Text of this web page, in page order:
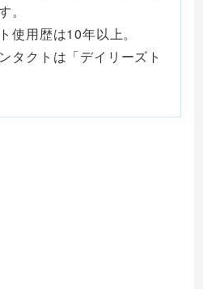
。
使用歴は10年以上。
タクトは「デイリーズト